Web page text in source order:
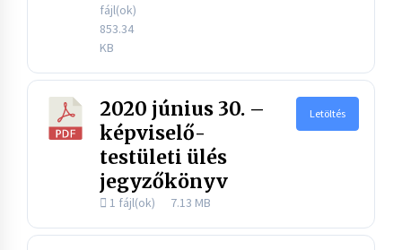
fájl(ok)
853.34
KB
2020 június 30. –
képviselő-
testületi ülés
jegyzőkönyv
1 fájl(ok) 7.13 MB
Letöltés